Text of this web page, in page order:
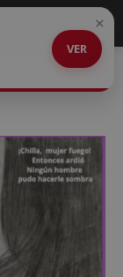
portada-
VER
×